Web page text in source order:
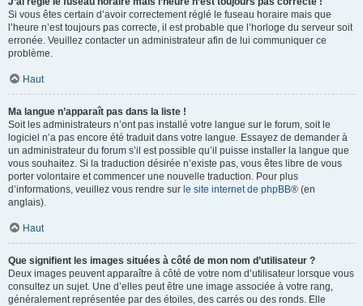
Si vous êtes certain d’avoir correctement réglé le fuseau horaire mais que
l’heure n’est toujours pas correcte, il est probable que l’horloge du serveur soit
erronée. Veuillez contacter un administrateur afin de lui communiquer ce
problème.
Haut
Ma langue n’apparaît pas dans la liste !
Soit les administrateurs n’ont pas installé votre langue sur le forum, soit le
logiciel n’a pas encore été traduit dans votre langue. Essayez de demander à
un administrateur du forum s’il est possible qu’il puisse installer la langue que
vous souhaitez. Si la traduction désirée n’existe pas, vous êtes libre de vous
porter volontaire et commencer une nouvelle traduction. Pour plus
d’informations, veuillez vous rendre sur le site internet de phpBB® (en
anglais).
Haut
Que signifient les images situées à côté de mon nom d’utilisateur ?
Deux images peuvent apparaître à côté de votre nom d’utilisateur lorsque vous
consultez un sujet. Une d’elles peut être une image associée à votre rang,
généralement représentée par des étoiles, des carrés ou des ronds. Elle